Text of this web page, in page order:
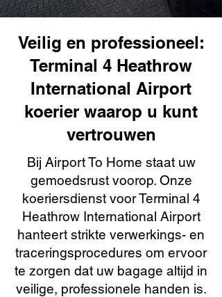
Veilig en professioneel:
Terminal 4 Heathrow
International Airport
koerier waarop u kunt
vertrouwen
Bij Airport To Home staat uw
gemoedsrust voorop. Onze
koeriersdienst voor Terminal 4
Heathrow International Airport
hanteert strikte verwerkings- en
traceringsprocedures om ervoor
te zorgen dat uw bagage altijd in
veilige, professionele handen is.